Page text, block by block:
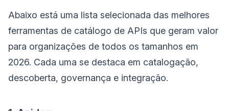
Abaixo está uma lista selecionada das melhores
ferramentas de catálogo de APIs que geram valor
para organizações de todos os tamanhos em
2026. Cada uma se destaca em catalogação,
descoberta, governança e integração.